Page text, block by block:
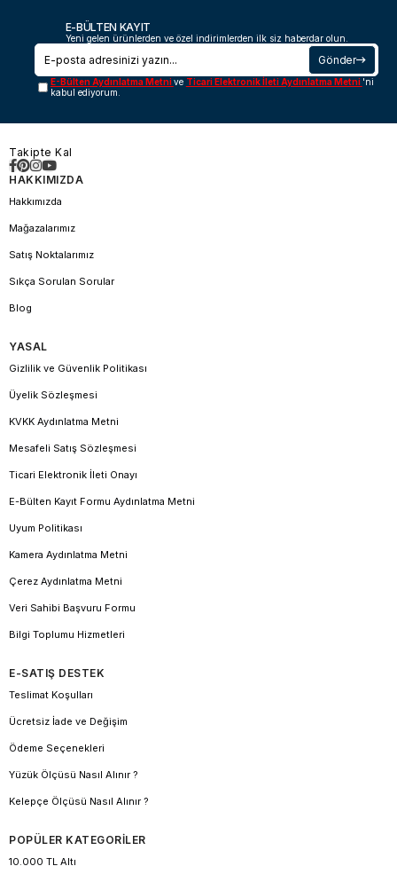
E-BÜLTEN KAYIT
Yeni gelen ürünlerden ve özel indirimlerden ilk siz haberdar olun.
Gönder
E-Bülten Aydınlatma Metnive Ticari Elektronik İleti Aydınlatma Metni 'ni
kabul ediyorum.
Takipte Kal
HAKKIMIZDA
Hakkımızda
Mağazalarımız
Satış Noktalarımız
Sıkça Sorulan Sorular
Blog
YASAL
Gizlilik ve Güvenlik Politikası
Üyelik Sözleşmesi
KVKK Aydınlatma Metni
Mesafeli Satış Sözleşmesi
Ticari Elektronik İleti Onayı
E-Bülten Kayıt Formu Aydınlatma Metni
Uyum Politikası
Kamera Aydınlatma Metni
Çerez Aydınlatma Metni
Veri Sahibi Başvuru Formu
Bilgi Toplumu Hizmetleri
E-SATIŞ DESTEK
Teslimat Koşulları
Ücretsiz İade ve Değişim
Ödeme Seçenekleri
Yüzük Ölçüsü Nasıl Alınır ?
Kelepçe Ölçüsü Nasıl Alınır ?
POPÜLER KATEGORİLER
10.000 TL Altı